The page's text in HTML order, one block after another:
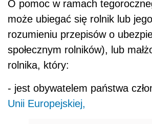
O pomoc w ramach
może ubiegać się rolnik lub
rozumieniu przepisów o
społecznym rolników), lub
rolnika, który:
- jest obywatelem państwa
Unii Europejskiej,